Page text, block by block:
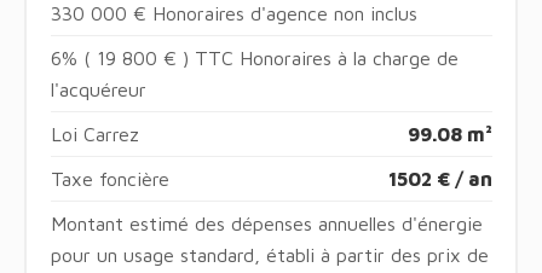
330 000 € Honoraires d'agence non inclus
6% ( 19 800 € ) TTC Honoraires à la charge de
l'acquéreur
Loi Carrez 99.08 m²
Taxe foncière 1502 € / an
Montant estimé des dépenses annuelles d'énergie
pour un usage standard, établi à partir des prix de